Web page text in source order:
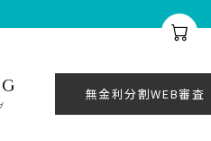
無金利分割WEB審査